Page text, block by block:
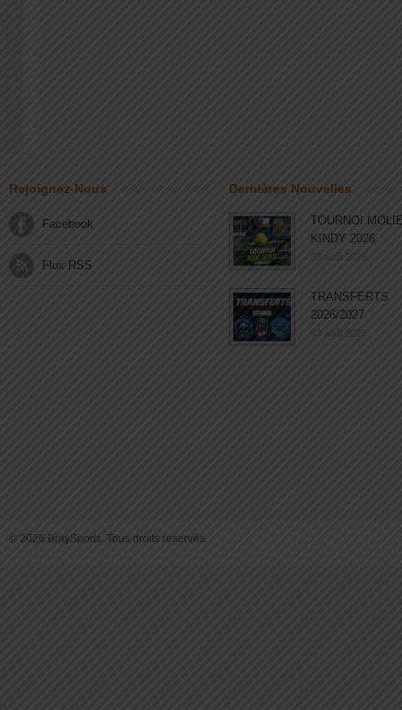
Rejoignez-Nous
Facebook
Flux RSS
Dernières Nouvelles
TOURNOI
KINDY 2026
03 août 2026
TRANSFERTS
2026/2027
03 août 2026
© 2026 BraySports. Tous droits reservés.